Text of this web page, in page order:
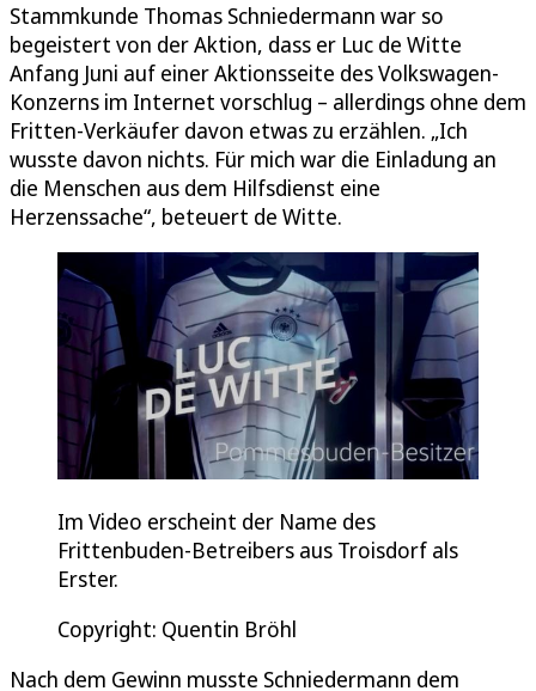
Stammkunde Thomas Schniedermann war so
begeistert von der Aktion, dass er Luc de Witte
Anfang Juni auf einer Aktionsseite des Volkswagen-
Konzerns im Internet vorschlug – allerdings ohne dem
Fritten-Verkäufer davon etwas zu erzählen. „Ich
wusste davon nichts. Für mich war die Einladung an
die Menschen aus dem Hilfsdienst eine
Herzenssache“, beteuert de Witte.
Im Video erscheint der Name des
Frittenbuden-Betreibers aus Troisdorf als
Erster.
Copyright: Quentin Bröhl
Nach dem Gewinn musste Schniedermann dem